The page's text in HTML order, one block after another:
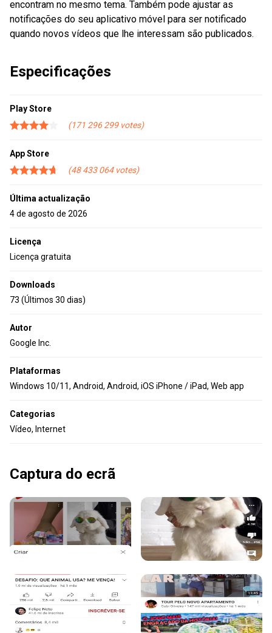
encontram no mesmo tema. Também pode ajustar as
notificações do seu aplicativo móvel para ser notificado
quando novos vídeos que lhe interessam são publicados.
Especificações
Play Store
171 296 299
App Store
48 433 064
Última actualização
4 de agosto de 2026
Licença
Licença gratuita
Downloads
73 (Últimos 30 dias)
Autor
Google Inc.
Plataformas
Windows 10/11, Android, Android, iOS iPhone / iPad, Web app
Categorias
Vídeo, Internet
Captura do ecrã